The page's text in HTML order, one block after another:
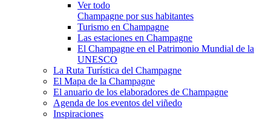
Ver todo
Champagne por sus habitantes
Turismo en Champagne
Las estaciones en Champagne
El Champagne en el Patrimonio Mundial de la
UNESCO
La Ruta Turística del Champagne
El Mapa de la Champagne
El anuario de los elaboradores de Champagne
Agenda de los eventos del viñedo
Inspiraciones